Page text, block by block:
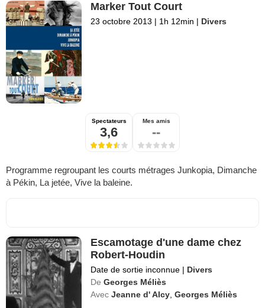
Marker Tout Court
23 octobre 2013 | 1h 12min | Divers
Spectateurs
3,6
Mes amis
--
Programme regroupant les courts métrages Junkopia, Dimanche
à Pékin, La jetée, Vive la baleine.
Escamotage d'une dame chez
Robert-Houdin
Date de sortie inconnue | Divers
De Georges Méliès
Avec Jeanne d' Alcy ,Georges Méliès